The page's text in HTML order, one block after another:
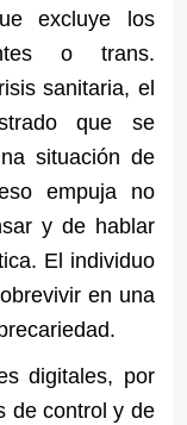
excluye los
o trans.
sanitaria, el
que se
situación de
empuja no
y de hablar
El individuo
en una
digitales, por
de control y de